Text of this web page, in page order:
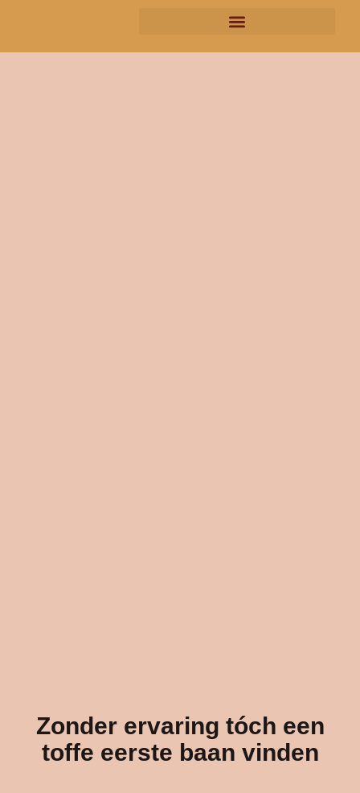
Zonder ervaring tóch een
toffe eerste baan vinden